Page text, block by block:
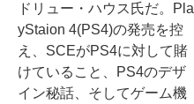
ドリュー・ハウス氏だ。Pla
yStaion 4(PS4)の発売を控
え、SCEがPS4に対して賭
けていること、PS4のデザ
イン秘話、そしてゲーム機